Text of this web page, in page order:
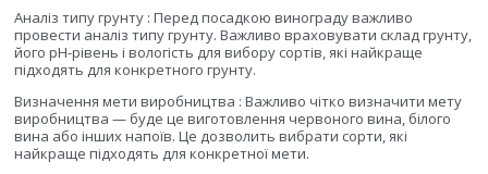
Аналіз типу грунту : Перед посадкою винограду важливо
провести аналіз типу грунту. Важливо враховувати склад грунту,
його pH-рівень і вологість для вибору сортів, які найкраще
підходять для конкретного грунту.
Визначення мети виробництва : Важливо чітко визначити мету
виробництва — буде це виготовлення червоного вина, білого
вина або інших напоїв. Це дозволить вибрати сорти, які
найкраще підходять для конкретної мети.